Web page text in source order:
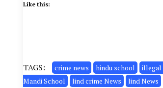
Like this:
TAGS: crime news hindu school illegal
Mandi School
Jind crime News Jind News